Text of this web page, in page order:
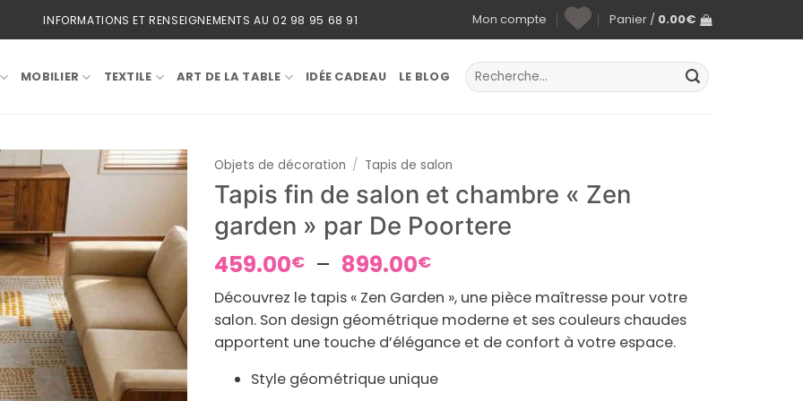
INFORMATIONS ET RENSEIGNEMENTS AU 02 98 95 68 91 Mon compte Panier / 0.00€
MOBILIER TEXTILE ART DE LA TABLE IDÉE CADEAU LE BLOG
Recherche
pour :
Objets de décoration / Tapis de salon
Tapis fin de salon et chambre « Zen
garden » par De Poortere
459.00€ – 899.00€Plage
prix :
459.00€
à
899.00€
Découvrez le tapis « Zen Garden », une pièce maîtresse pour votre
salon. Son design géométrique moderne et ses couleurs chaudes
apportent une touche d’élégance et de confort à votre espace.
Style géométrique unique